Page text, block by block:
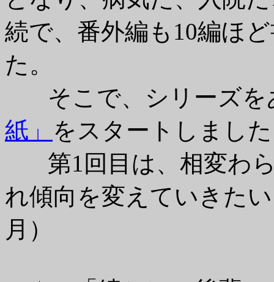
続で、番外編も10編ほ
た。
そこで、シリーズを
紙」 をスタートしまし
第1回目は、相変わら
れ傾向を変えていきた
月）